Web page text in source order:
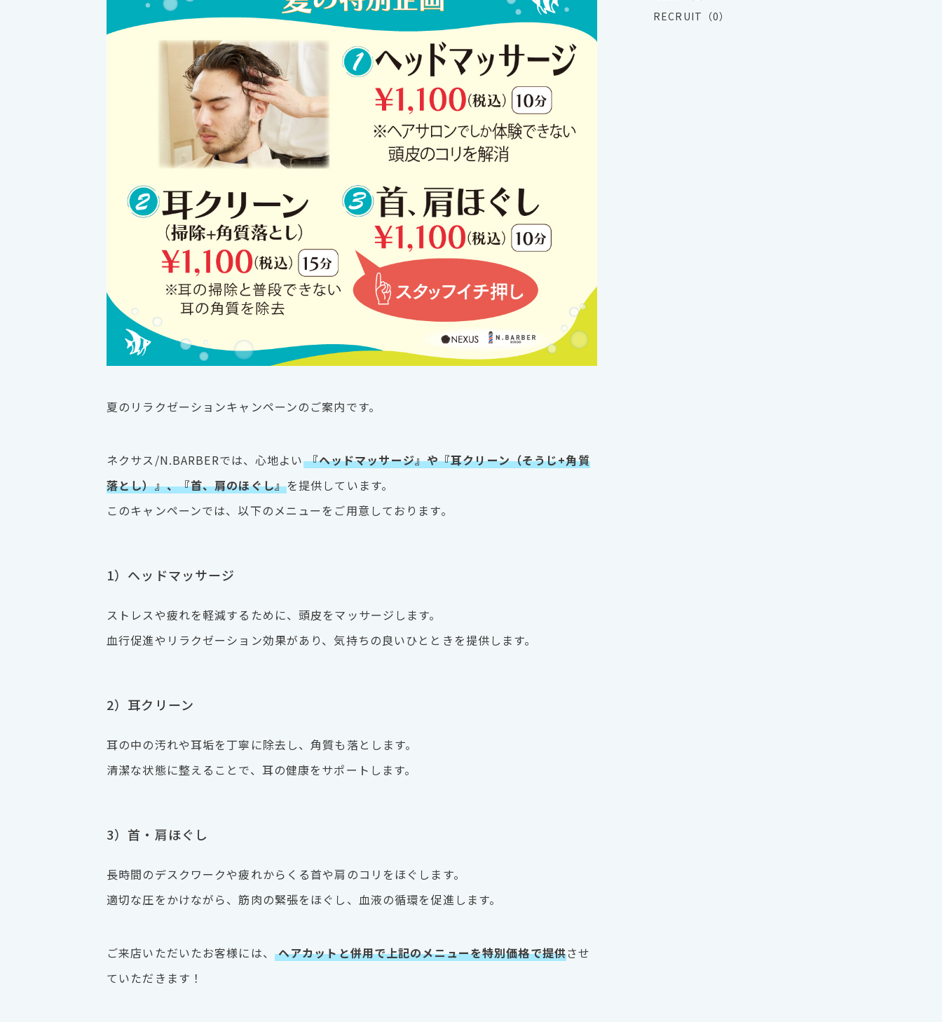
夏のリラクゼーションキャンペーンのご案内です。
ネクサス/N.BARBERでは、心地よい 『ヘッドマッサージ』や『耳クリーン（そうじ+角質
落とし）』、『首、肩のほぐし』を提供しています。
このキャンペーンでは、以下のメニューをご用意しております。
1）ヘッドマッサージ
ストレスや疲れを軽減するために、頭皮をマッサージします。
血行促進やリラクゼーション効果があり、気持ちの良いひとときを提供します。
2）耳クリーン
耳の中の汚れや耳垢を丁寧に除去し、角質も落とします。
清潔な状態に整えることで、耳の健康をサポートします。
3）首・肩ほぐし
長時間のデスクワークや疲れからくる首や肩のコリをほぐします。
適切な圧をかけながら、筋肉の緊張をほぐし、血液の循環を促進します。
ご来店いただいたお客様には、 ヘアカットと併用で上記のメニューを特別価格で提供させ
ていただきます！
RECRUIT（0）